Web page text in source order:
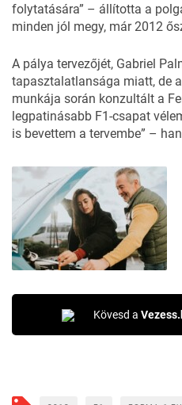
folytatására” – állította a
minden jól megy, már 2012
A pálya tervezőjét, Gabriel
tapasztalatlansága miatt, de
munkája során konzultált a
legpatinásabb F1-csapat
is bevettem a tervembe” –
Kövesd a